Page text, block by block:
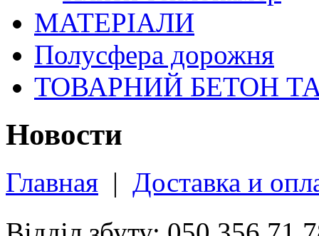
МАТЕРІАЛИ
Полусфера дорожня
ТОВАРНИЙ БЕТОН
Новости
Главная | Доставка и